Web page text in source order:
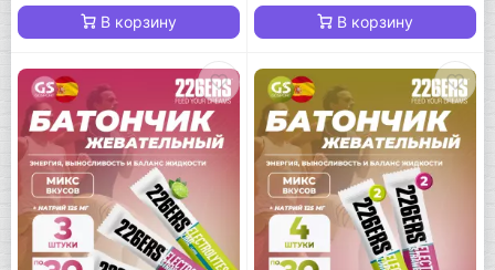
В корзину В корзину